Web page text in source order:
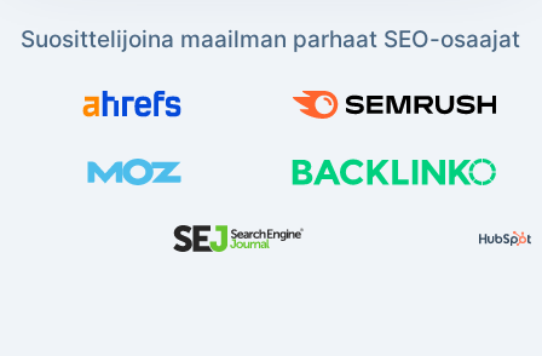
Suosittelijoina maailman parhaat SEO-osaajat